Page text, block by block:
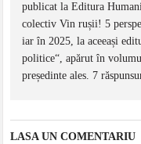
publicat la Editura
colectiv Vin rușii! 5
iar în 2025, la aceeași
politice“, apărut în
președinte ales. 7
LASA UN COMENTARIU